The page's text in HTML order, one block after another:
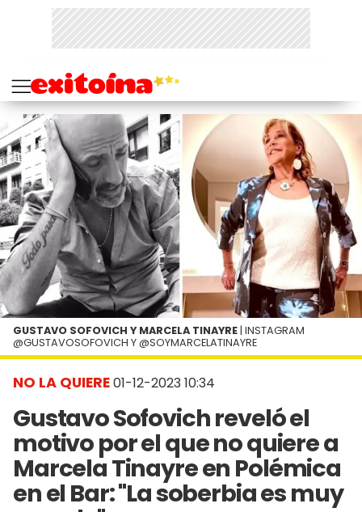
NO LA QUIERE01-12-2023 10:34
Gustavo Sofovich reveló el
motivo por el que no quiere a
Marcela Tinayre en Polémica
en el Bar: "La soberbia es muy
GUSTAVO SOFOVICH Y MARCELA TINAYRE | INSTAGRAM
@GUSTAVOSOFOVICH Y @SOYMARCELATINAYRE